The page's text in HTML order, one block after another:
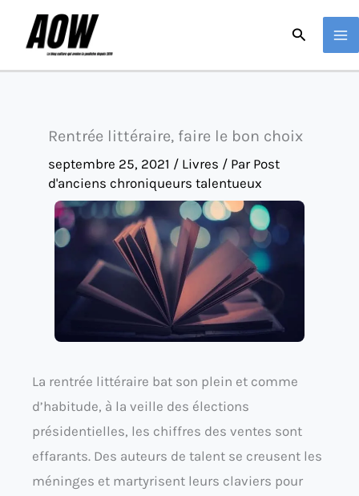
Rentrée littéraire, faire le bon choix
septembre 25, 2021 / Livres / Par Post
d'anciens chroniqueurs talentueux
La rentrée littéraire bat son plein et comme
d’habitude, à la veille des élections
présidentielles, les chiffres des ventes sont
effarants. Des auteurs de talent se creusent les
méninges et martyrisent leurs claviers pour